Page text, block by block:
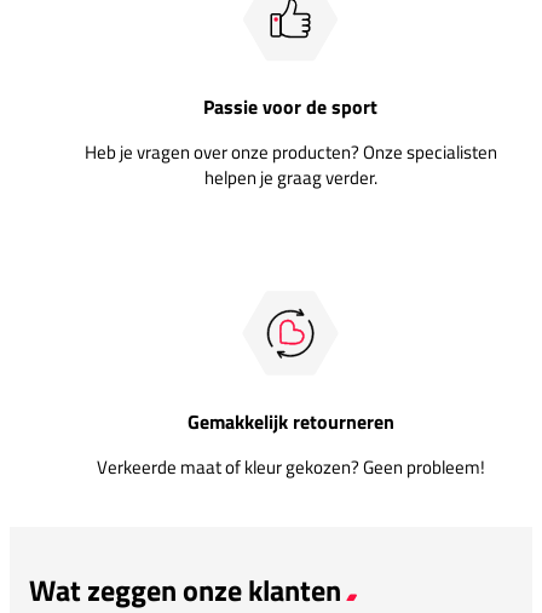
Passie voor de sport
Heb je vragen over onze producten? Onze specialisten
helpen je graag verder.
Gemakkelijk retourneren
Verkeerde maat of kleur gekozen? Geen probleem!
Wat zeggen onze klanten